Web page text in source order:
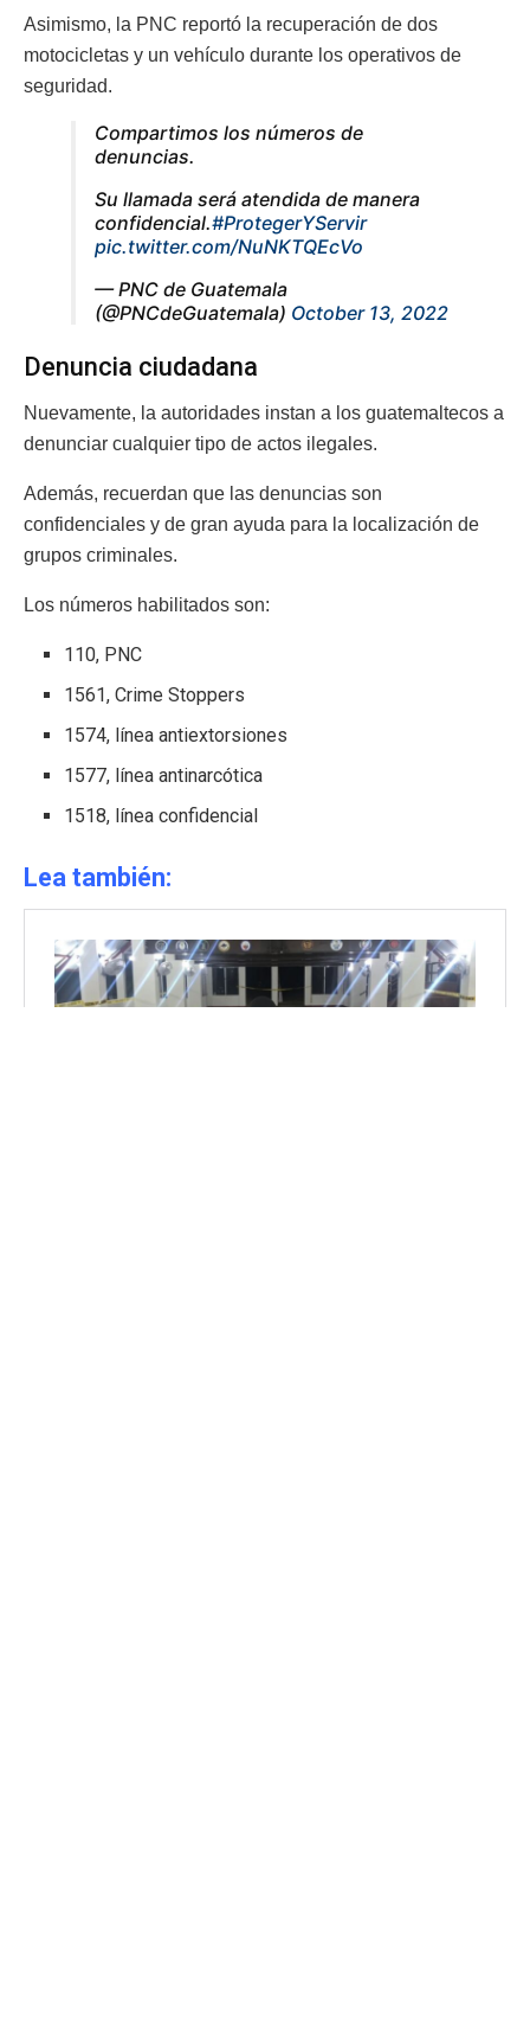
Asimismo, la PNC reportó la recuperación de dos
motocicletas y un vehículo durante los operativos de
seguridad.
Compartimos los números de
denuncias.
Su llamada será atendida de manera
confidencial.#ProtegerYServir
pic.twitter.com/NuNKTQEcVo
— PNC de Guatemala
(@PNCdeGuatemala) October 13, 2022
Denuncia ciudadana
Nuevamente, la autoridades instan a los guatemaltecos a
denunciar cualquier tipo de actos ilegales.
Además, recuerdan que las denuncias son
confidenciales y de gran ayuda para la localización de
grupos criminales.
Los números habilitados son:
110, PNC
1561, Crime Stoppers
1574, línea antiextorsiones
1577, línea antinarcótica
1518, línea confidencial
Lea también: